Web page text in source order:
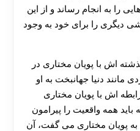
را به انجام رساند و از این
دیگری را برای خود به وجود
اش با پویان مختاری در
مانند دنیا جهانبخت به او
اش با پویان مختاری
همه واقعیت را پیرامون
پویان مختاری می‌ گفت، آن